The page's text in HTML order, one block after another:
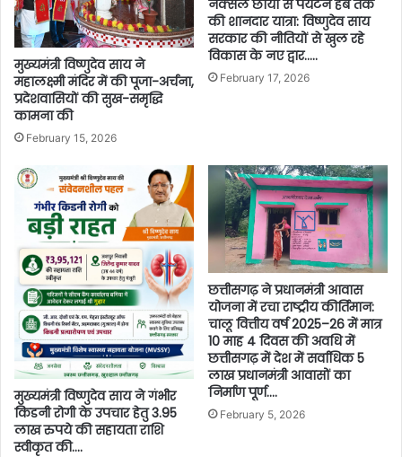
मुख्यमंत्री विष्णुदेव साय ने
महालक्ष्मी मंदिर में की पूजा-अर्चना,
प्रदेशवासियों की सुख-समृद्धि
कामना की
February 15, 2026
नक्सल छाया से पर्यटन हब तक
की शानदार यात्रा: विष्णुदेव साय
सरकार की नीतियों से खुल रहे
विकास के नए द्वार…..
February 17, 2026
मुख्यमंत्री विष्णुदेव साय ने गंभीर
किडनी रोगी के उपचार हेतु 3.95
लाख रुपये की सहायता राशि
स्वीकृत की….
छत्तीसगढ़ ने प्रधानमंत्री आवास
योजना में रचा राष्ट्रीय कीर्तिमान:
चालू वित्तीय वर्ष 2025–26 में मात्र
10 माह 4 दिवस की अवधि में
छत्तीसगढ़ में देश में सर्वाधिक 5
लाख प्रधानमंत्री आवासों का
निर्माण पूर्ण….
February 5, 2026